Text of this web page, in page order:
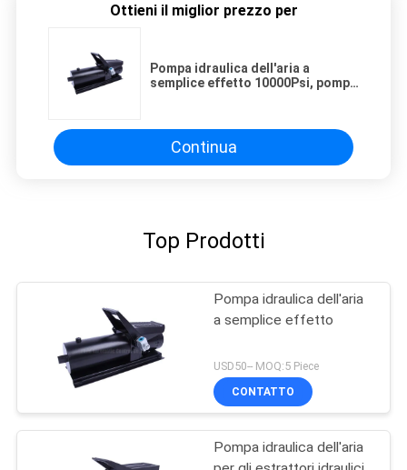
Ottieni il miglior prezzo per
Pompa idraulica dell'aria a
semplice effetto 10000Psi, pompa
Continua
Top Prodotti
Pompa idraulica dell'aria
a semplice effetto
USD50-- MOQ:5 Piece
CONTATTO
Pompa idraulica dell'aria